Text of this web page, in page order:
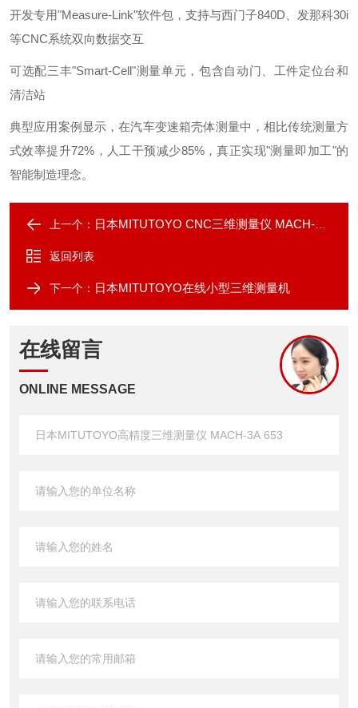
开发专用"Measure-Link"软件包，支持与西门子840D、发那科30i
等CNC系统双向数据交互
可选配三丰"Smart-Cell"测量单元，包含自动门、工件定位台和
清洁站
典型应用案例显示，在汽车变速箱壳体测量中，相比传统测量方
式效率提升72%，人工干预减少85%，真正实现"测量即加工"的
智能制造理念。
上一个： 日本MITUTOYO CNC三维测量仪 MACH-V 9106
返回列表
下一个： 日本MITUTOYO在线小型三维测量机
在线留言
ONLINE MESSAGE